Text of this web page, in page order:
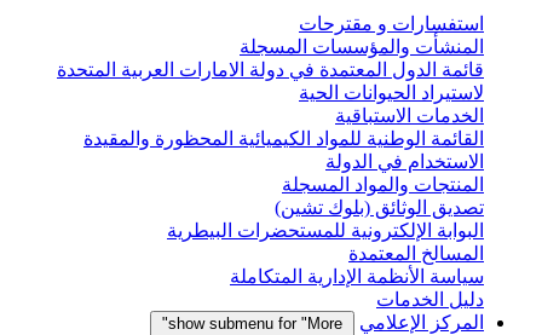
استفسارات و مقترحات
المنشأت والمؤسسات المسجلة
قائمة الدول المعتمدة في دولة الامارات العربية المتحدة
لاستيراد الحيوانات الحية
الخدمات الاستباقية
القائمة الوطنية للمواد الكيميائية المحظورة والمقيدة
الاستخدام في الدولة
المنتجات والمواد المسجلة
تصديق الوثائق (بلوك تشين)
البوابة الإلكترونية للمستحضرات البيطرية
المسالخ المعتمدة
سياسة الأنظمة الإدارية المتكاملة
دليل الخدمات
المركز الإعلامي
show submenu for "More"